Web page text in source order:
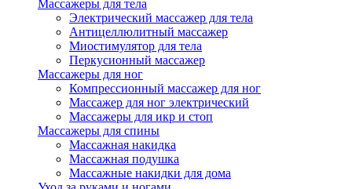
Массажеры для тела
Электрический массажер для тела
Антицеллюлитный массажер
Миостимулятор для тела
Перкусионный массажер
Массажеры для ног
Компрессионный массажер для ног
Массажер для ног электрический
Массажеры для икр и стоп
Массажеры для спины
Массажная накидка
Массажная подушка
Массажные накидки для дома